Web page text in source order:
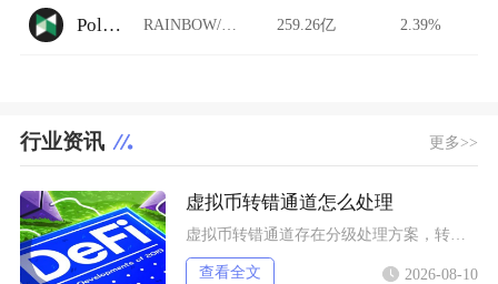
Poloniex Futures RAINBOW/USDT 259.26亿 2.39%
行业资讯 更多>>
虚拟币转错通道怎么处理
虚拟币转错通道存在分级处理方案，转入自有钱包地址可自主找回，转入交易所地址可提交工单申请人
查看全文 2026-08-10